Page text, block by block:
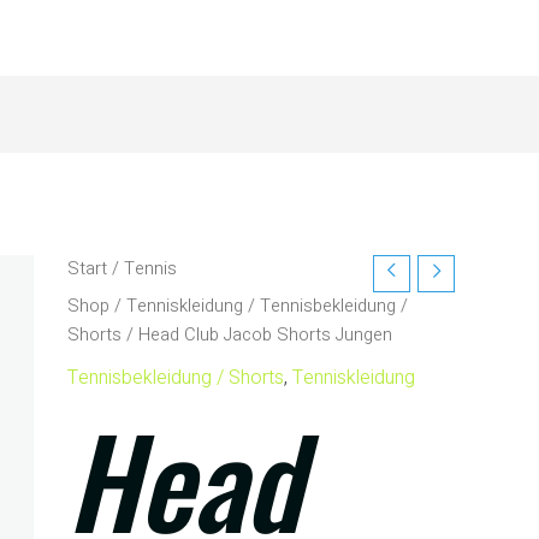
Start/Tennis
Shop /Tenniskleidung /Tennisbekleidung /
Shorts / Head Club Jacob Shorts Jungen
Tennisbekleidung / Shorts,Tenniskleidung
Head